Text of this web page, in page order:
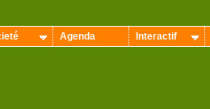
Agenda Interactif